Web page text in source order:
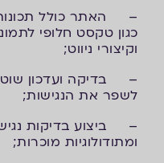
– האתר כולל
כגון טקסט חלופי
וקיצורי ניווט;
– בדיקה ועדכון
לשפר את הנגישות;
– ביצוע בדיקות
ומתודולוגיות מוכרות;